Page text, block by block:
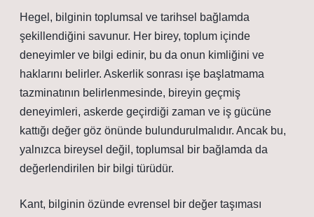
Hegel, bilginin toplumsal ve tarihsel bağlamda
şekillendiğini savunur. Her birey, toplum içinde
deneyimler ve bilgi edinir, bu da onun kimliğini ve
haklarını belirler. Askerlik sonrası işe başlatmama
tazminatının belirlenmesinde, bireyin geçmiş
deneyimleri, askerde geçirdiği zaman ve iş gücüne
kattığı değer göz önünde bulundurulmalıdır. Ancak bu,
yalnızca bireysel değil, toplumsal bir bağlamda da
değerlendirilen bir bilgi türüdür.
Kant, bilginin özünde evrensel bir değer taşıması